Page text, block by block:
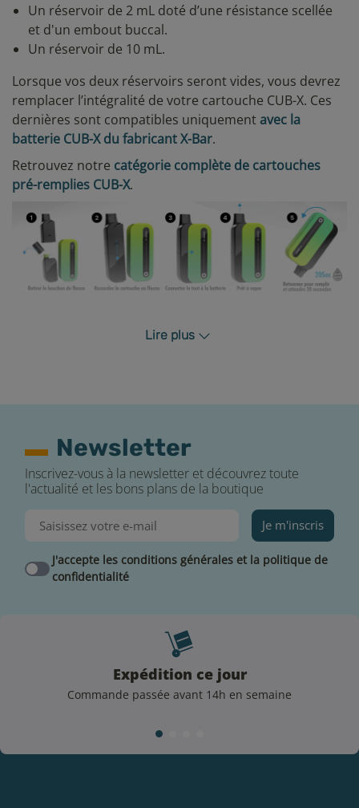
Un réservoir de 2 mL doté d’une résistance scellée
et d'un embout buccal.
Un réservoir de 10 mL.
Lorsque vos deux réservoirs seront vides, vous devrez
remplacer l’intégralité de votre cartouche CUB-X. Ces
dernières sont compatibles uniquementavec la
batterie CUB-X du fabricant X-Bar.
Retrouvez notre catégorie complète de cartouches
pré-remplies CUB-X.
cartouche CUB-X Red Skin ?
11 mg/mL de nicotine : fort en nicotine, accroche en
gorge élevée.
Uniquement compatible avec la batterie CUB-X de X-
Lire plus
Newsletter
Inscrivez-vous à la newsletter et découvrez toute
l'actualité et les bons plans de la boutique
Je m'inscris
J'accepte les conditions générales et la politique de
confidentialité
Expédition ce jour
Commande passée avant 14h en semaine